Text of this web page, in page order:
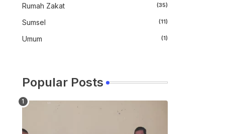
Rumah Zakat (35)
Sumsel (11)
Umum (1)
Popular Posts